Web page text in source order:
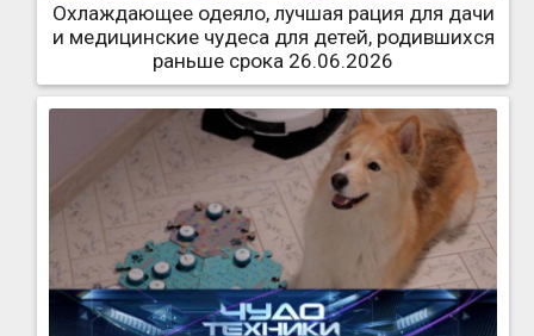
Охлаждающее одеяло, лучшая рация для дачи
и медицинские чудеса для детей, родившихся
раньше срока 26.06.2026